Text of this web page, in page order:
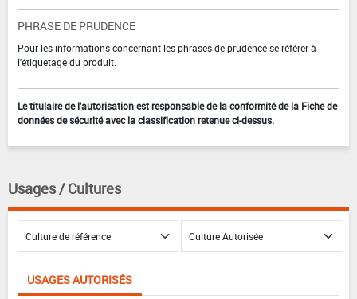
PHRASE DE PRUDENCE
Pour les informations concernant les phrases de prudence se référer à
l'étiquetage du produit.
Le titulaire de l'autorisation est responsable de la conformité de la Fiche de
données de sécurité avec la classification retenue ci-dessus.
Usages / Cultures
USAGES AUTORISÉS